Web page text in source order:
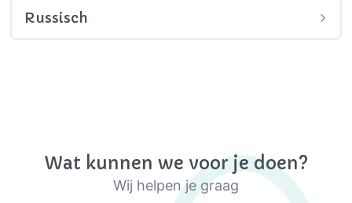
Russisch
Wat kunnen we voor je doen?
Wij helpen je graag